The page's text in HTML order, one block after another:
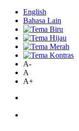
English
Bahasa Lain
A-
A
A+